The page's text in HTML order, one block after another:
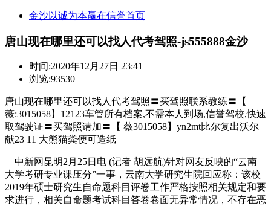
金沙以诚为本赢在信誉首页
唐山现在哪里还可以找人代考驾照-js555888金沙
时间:2020年12月27日 23:41
浏览:93530
唐山现在哪里还可以找人代考驾照〓买驾照联系教练〓【
薇:3015058】12123车管所有档案,不需本人到场,信誉驾校,快速
取驾驶证〓买驾照请加〓【 薇3015058】yn2mt比尔复出沃尔
献23 11 大熊猫粪便可造纸
中新网昆明2月25日电 (记者 胡远航)针对网友反映的“云南
大学考研专业课压分”一事，云南大学研究生院回应称：该校
2019年硕士研究生自命题科目评卷工作严格按照相关规定和要
求进行，相关自命题考试科目答卷卷面无异常情况，不存在恶